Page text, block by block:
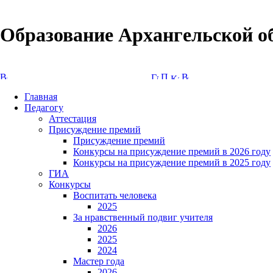
Образование Архангельской
Главная
Педагогу
Аттестация
Присуждение премий
Присуждение премий
Конкурсы на присуждение премий в 2026 году
Конкурсы на присуждение премий в 2025 году
ГИА
Конкурсы
Воспитать человека
2025
За нравственный подвиг учителя
2026
2025
2024
Мастер года